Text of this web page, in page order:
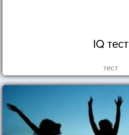
IQ тест
тест